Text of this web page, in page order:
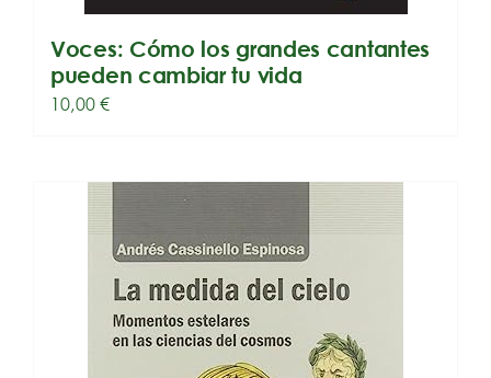
Voces: Cómo los grandes cantantes
pueden cambiar tu vida
10,00€